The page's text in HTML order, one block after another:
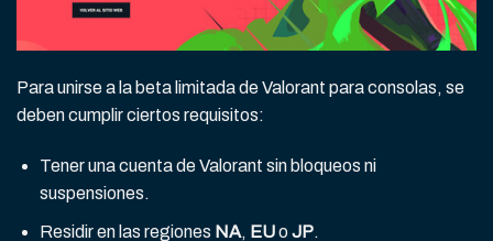
Para unirse a la beta limitada de Valorant para consolas, se
deben cumplir ciertos requisitos:
Tener una cuenta de Valorant sin bloqueos ni
suspensiones.
Residir en las regiones NA, EUoJP.